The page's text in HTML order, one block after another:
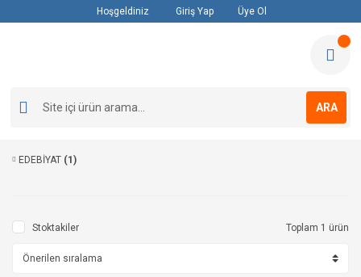
Hoşgeldiniz Giriş Yap Üye Ol
ARA
EDEBİYAT (1)
Stoktakiler Toplam 1 ürün